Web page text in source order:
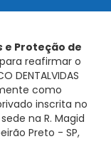
e Proteção de
reafirmar o
DENTALVIDAS
como
inscrita no
na R. Magid
Preto - SP,